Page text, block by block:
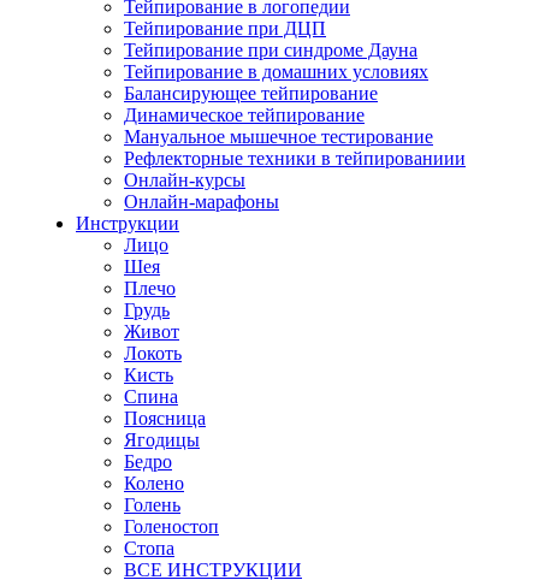
Тейпирование в логопедии
Тейпирование при ДЦП
Тейпирование при синдроме Дауна
Тейпирование в домашних условиях
Балансирующее тейпирование
Динамическое тейпирование
Мануальное мышечное тестирование
Рефлекторные техники в тейпированиии
Онлайн-курсы
Онлайн-марафоны
Инструкции
Лицо
Шея
Плечо
Грудь
Живот
Локоть
Кисть
Спина
Поясница
Ягодицы
Бедро
Колено
Голень
Голеностоп
Стопа
ВСЕ ИНСТРУКЦИИ